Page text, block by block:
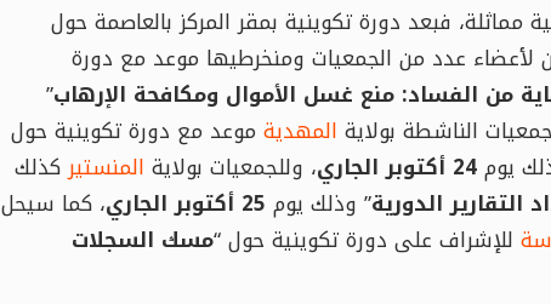
فبعد دورة تكوينية بمقر المركز بالعاصمة حول
لأعضاء عدد من الجمعيات ومنخرطيها موعد مع دورة
من الفساد: منع غسل الأموال ومكافحة الإرهاب”
الناشطة بولاية المهدية موعد مع دورة تكوينية حول
يوم ، وللجمعيات بولاية المنستيركذلك
الدورية” وذلك يوم
، كما سيحل
للإشراف على دورة تكوينية حول “مسك السجلات